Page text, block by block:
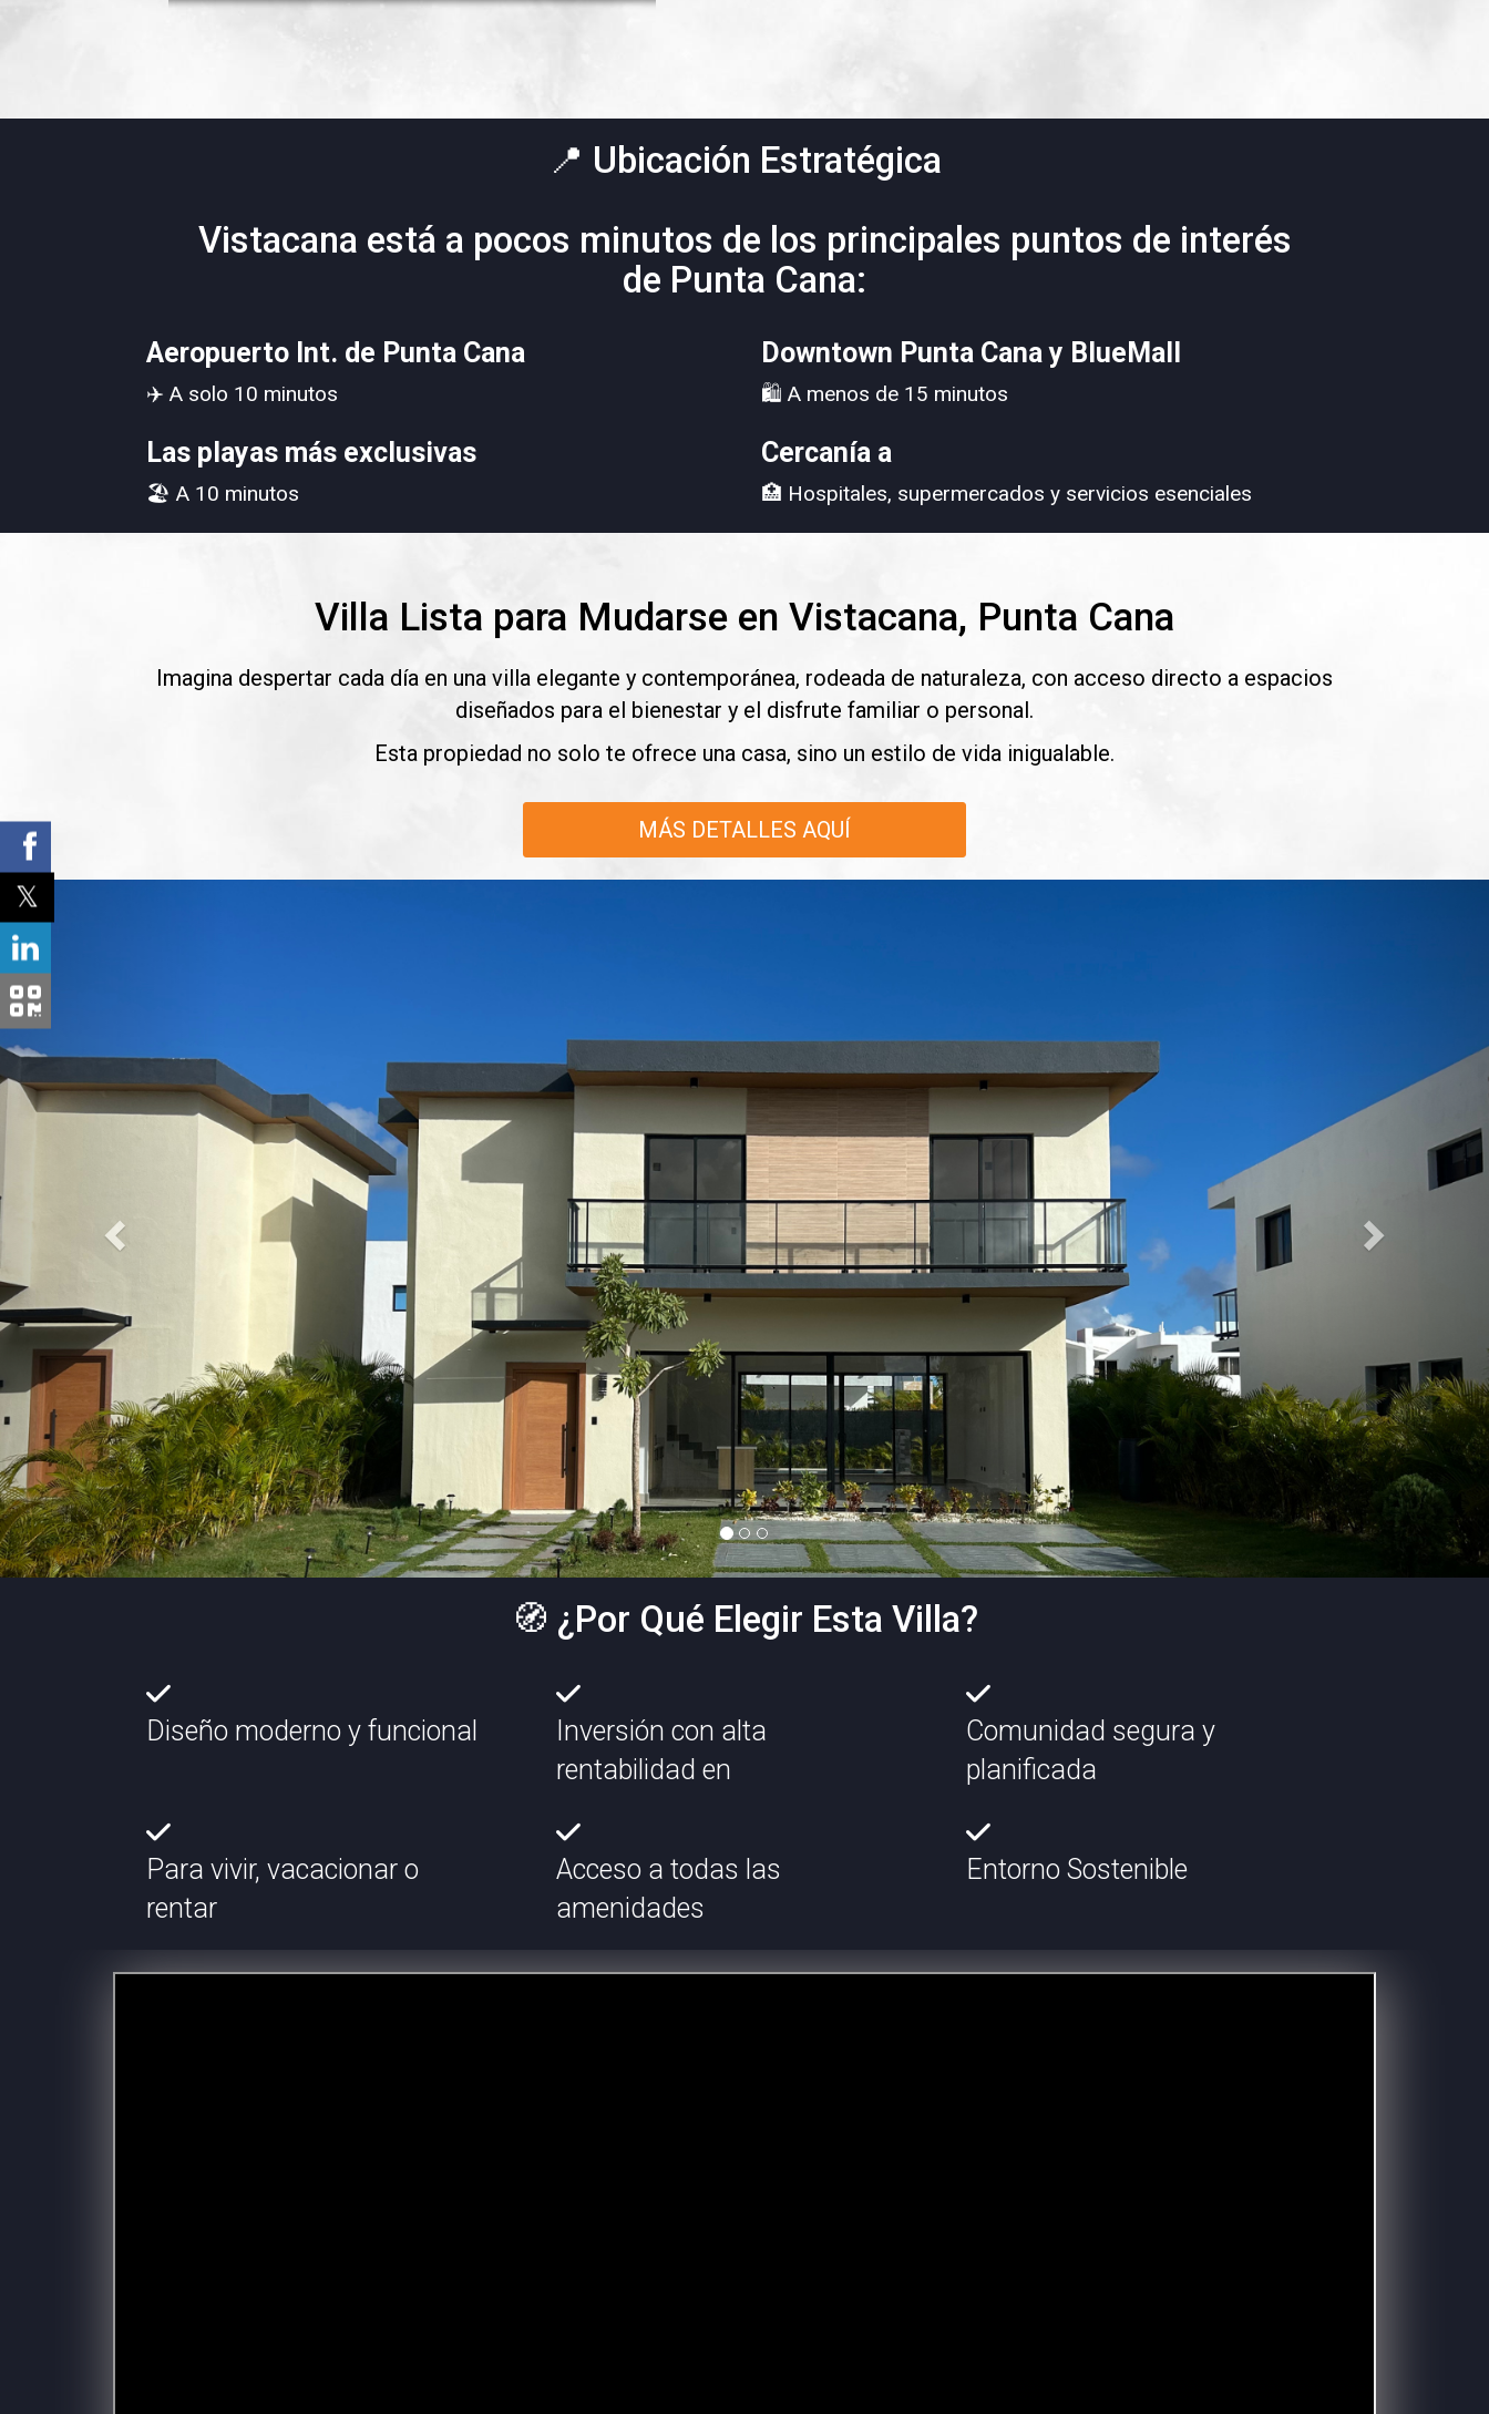
📍 Ubicación Estratégica
Vistacana está a pocos minutos de los principales puntos de interés
de Punta Cana:
Aeropuerto Int. de Punta Cana
✈️ A solo 10 minutos
Downtown Punta Cana y BlueMall
🛍 A menos de 15 minutos
Las playas más exclusivas
🏖 A 10 minutos
Cercanía a
🏥 Hospitales, supermercados y servicios esenciales
Villa Lista para Mudarse en Vistacana, Punta Cana
Imagina despertar cada día en una villa elegante y contemporánea, rodeada de naturaleza, con acceso directo a espacios
diseñados para el bienestar y el disfrute familiar o personal.
Esta propiedad no solo te ofrece una casa, sino un estilo de vida inigualable.
MÁS DETALLES AQUÍ
🧭 ¿Por Qué Elegir Esta Villa?
Diseño moderno y funcional
Inversión con alta
rentabilidad en
Comunidad segura y
planificada
Para vivir, vacacionar o
rentar
Acceso a todas las
amenidades
Entorno Sostenible